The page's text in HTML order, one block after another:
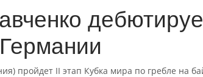
пройдет II этап Кубка мира по гребле на